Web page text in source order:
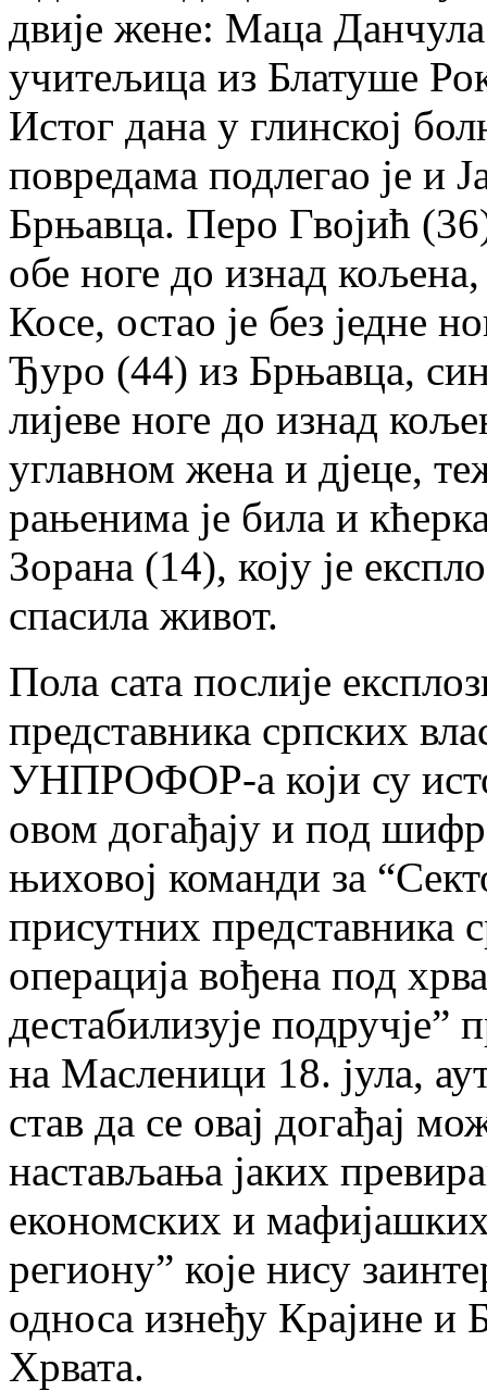
двије жене: Маца
учитељица из Блатуше
Истог дана у глинској
повредама подлегао је и
Брњавца. Перо Гвојић
обе ноге до изнад
Косе, остао је без једне
Ђуро (44) из Брњавца, син
лијеве ноге до изнад
углавном жена и дјеце,
рањенима је била и
Зорана (14), коју је
спасила живот.
Пола сата послије
представника српских
УНПРОФОР-а који су
овом догађају и под
њиховој команди за
присутних представника
операција вођена под
дестабилизује подручје”
на Масленици 18. јула,
став да се овај догађај
настављања јаких
економских и
региону” које нису
односа изнеђу Крајине и
Хрвата.